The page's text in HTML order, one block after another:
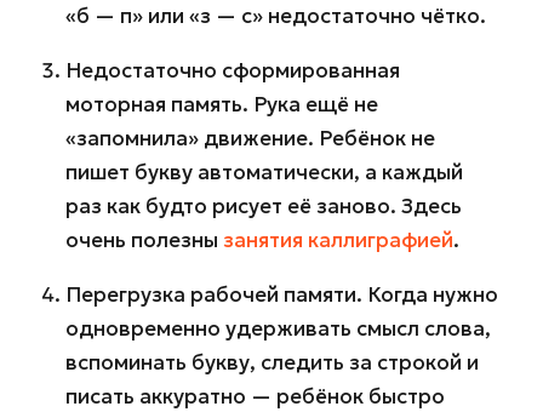
«б — п» или «з — с» недостаточно чётко.
Недостаточно сформированная
моторная память. Рука ещё не
«запомнила» движение. Ребёнок не
пишет букву автоматически, а каждый
раз как будто рисует её заново. Здесь
очень полезны занятия каллиграфией.
Перегрузка рабочей памяти. Когда нужно
одновременно удерживать смысл слова,
вспоминать букву, следить за строкой и
писать аккуратно — ребёнок быстро